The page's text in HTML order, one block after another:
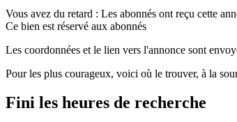
Vous avez du retard : Les abonnés ont reçu cette
Ce bien est réservé aux abonnés
Les coordonnées et le lien vers l'annonce sont
Pour les plus courageux, voici où le trouver, à la
Fini les heures de recherche